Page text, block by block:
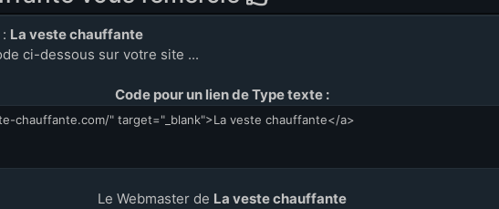
La veste chauffante
ci-dessous sur votre site ...
Code pour un lien de Type texte :
Le Webmaster de La veste chauffante